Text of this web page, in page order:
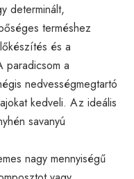
determinált,
terméshez
és a
paradicsom a
nedvességmegtartó
kedveli. Az ideális
savanyú
nagy mennyiségű